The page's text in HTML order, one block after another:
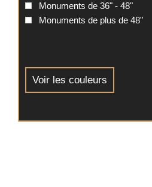
Monuments de 36" - 48"
Monuments de plus de 48"
Voir les couleurs